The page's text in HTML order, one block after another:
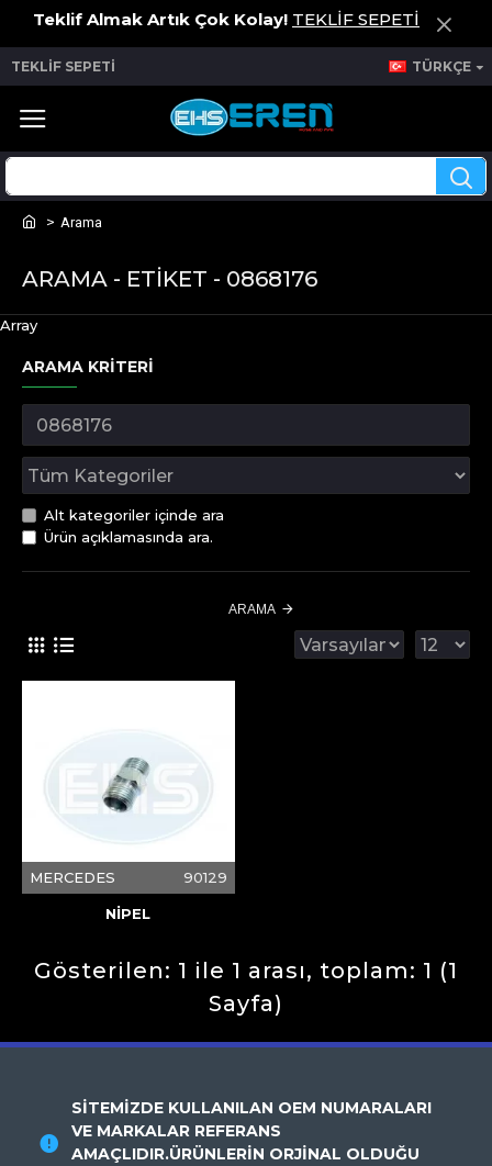
Teklif Almak Artık Çok Kolay! TEKLİF SEPETİ
TEKLİF SEPETİ TÜRKÇE
Arama
ARAMA - ETIKET - 0868176
Array
ARAMA KRITERI
Alt kategoriler içinde ara
Ürün açıklamasında ara.
ARAMA
MERCEDES 90129
NİPEL
Gösterilen: 1 ile 1 arası, toplam: 1 (1
Sayfa)
SİTEMİZDE KULLANILAN OEM NUMARALARI
VE MARKALAR REFERANS
AMAÇLIDIR.ÜRÜNLERİN ORJİNAL OLDUĞU